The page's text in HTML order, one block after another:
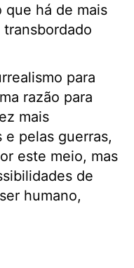
há de mais
para
razão para
mais
pelas guerras,
este meio, mas
de
humano,